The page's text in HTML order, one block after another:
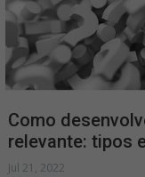
Como
relevante: tipos
Jul 21, 2022